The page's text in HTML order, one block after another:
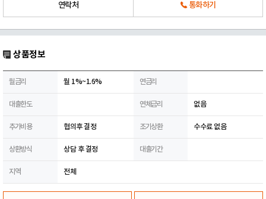
연락처 통화하기
상품정보
월금리 월 1%~1.6% 연금리
대출한도 연체금리 없음
추가비용 협의후 결정 조기상환 수수료 없음
상환방식 상담 후 결정 대출기간
지역 전체